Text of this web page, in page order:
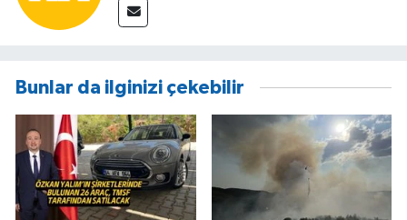
Bunlar da ilginizi çekebilir